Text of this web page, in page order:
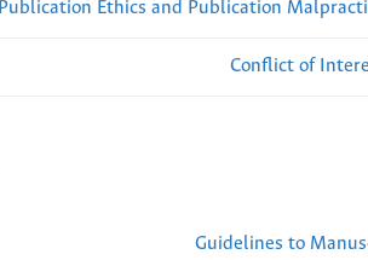
Publication Ethics and Publication
Conflict of
Guidelines to